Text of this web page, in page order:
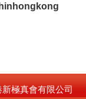
新極真會有限公司